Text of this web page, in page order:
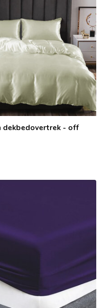
dekbedovertrek - off